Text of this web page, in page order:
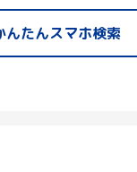
んたんスマホ検索